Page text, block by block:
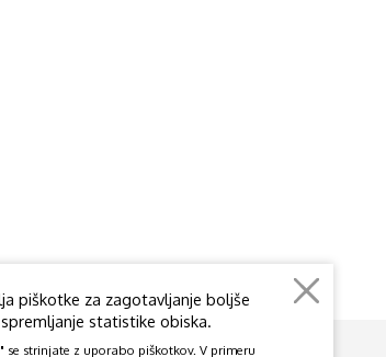
piškotke za zagotavljanje boljše
statistike obiska.
se strinjate z uporabo piškotkov. V primeru